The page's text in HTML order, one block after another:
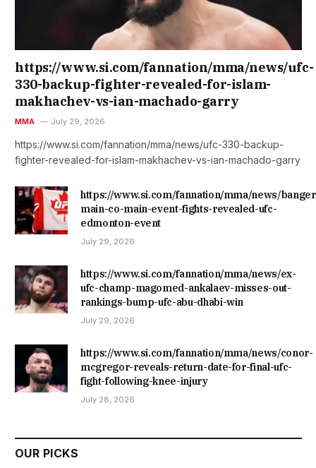
https://www.si.com/fannation/mma/news/ufc-
330-backup-fighter-revealed-for-islam-
makhachev-vs-ian-machado-garry
MMA July 29, 2026
https://www.si.com/fannation/mma/news/ufc-330-backup-
fighter-revealed-for-islam-makhachev-vs-ian-machado-garry
https://www.si.com/fannation/mma/news/
main-co-main-event-fights-revealed-ufc-
edmonton-event
July 29, 2026
https://www.si.com/fannation/mma/news/ex-
ufc-champ-magomed-ankalaev-misses-out-
rankings-bump-ufc-abu-dhabi-win
July 29, 2026
https://www.si.com/fannation/mma/news/conor-
mcgregor-reveals-return-date-for-final-ufc-
fight-following-knee-injury
July 28, 2026
OUR PICKS